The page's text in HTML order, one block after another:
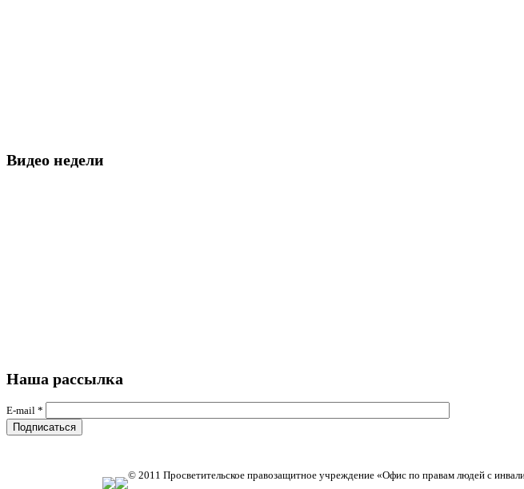
Видео недели
Наша рассылка
E-mail *
© 2011 Просветительское правозащитное учреждение «Офис по правам людей с